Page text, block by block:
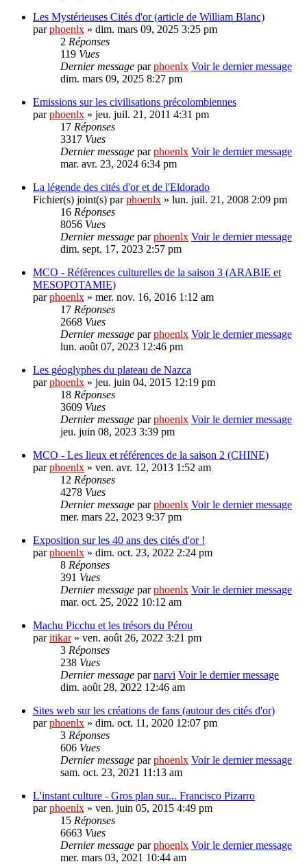
Les Mystérieuses Cités d'or (article de William Blanc)
parphoenlx » dim. mars 09, 2025 3:25 pm
2 Réponses
119 Vues
Dernier message parphoenlx Voir le dernier message
dim. mars 09, 2025 8:27 pm
Emissions sur les civilisations précolombiennes
parphoenlx » jeu. juil. 21, 2011 4:31 pm
17 Réponses
3317 Vues
Dernier message parphoenlx Voir le dernier message
mar. avr. 23, 2024 6:34 pm
La légende des cités d'or et de l'Eldorado
Fichier(s) joint(s) parphoenlx » lun. juil. 21, 2008 2:09 pm
16 Réponses
8056 Vues
Dernier message parphoenlx Voir le dernier message
dim. sept. 17, 2023 2:57 pm
MCO - Références culturelles de la saison 3 (ARABIE et
MESOPOTAMIE)
parphoenlx » mer. nov. 16, 2016 1:12 am
17 Réponses
2668 Vues
Dernier message parphoenlx Voir le dernier message
lun. août 07, 2023 12:46 pm
Les géoglyphes du plateau de Nazca
parphoenlx » jeu. juin 04, 2015 12:19 pm
18 Réponses
3609 Vues
Dernier message parphoenlx Voir le dernier message
jeu. juin 08, 2023 3:39 pm
MCO - Les lieux et références de la saison 2 (CHINE)
parphoenlx » ven. avr. 12, 2013 1:52 am
12 Réponses
4278 Vues
Dernier message parphoenlx Voir le dernier message
mer. mars 22, 2023 9:37 pm
Exposition sur les 40 ans des cités d'or !
parphoenlx » dim. oct. 23, 2022 2:24 pm
8 Réponses
391 Vues
Dernier message parphoenlx Voir le dernier message
mar. oct. 25, 2022 10:12 am
Machu Picchu et les trésors du Pérou
paritikar» ven. août 26, 2022 3:21 pm
3 Réponses
238 Vues
Dernier message parnarvi Voir le dernier message
dim. août 28, 2022 12:46 am
Sites web sur les créations de fans (autour des cités d'or)
parphoenlx » dim. oct. 11, 2020 12:07 pm
3 Réponses
606 Vues
Dernier message parphoenlx Voir le dernier message
sam. oct. 23, 2021 11:13 am
L'instant culture - Gros plan sur... Francisco Pizarro
parphoenlx » ven. juin 05, 2015 4:49 pm
15 Réponses
6663 Vues
Dernier message parphoenlx Voir le dernier message
mer. mars 03, 2021 10:44 am